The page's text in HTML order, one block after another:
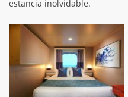
estancia inolvidable.